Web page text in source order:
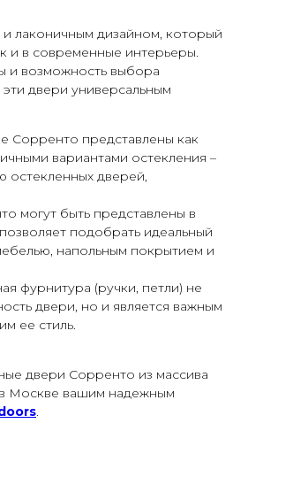
лаконичным дизайном, который
и в современные интерьеры.
и возможность выбора
двери универсальным
Сорренто представлены как
вариантами остекления –
остекленных дверей,
могут быть представлены в
подобрать идеальный
напольным покрытием и
фурнитура (ручки, петли) не
двери, но и является важным
ее стиль.
двери Сорренто из массива
Москве вашим надежным
.